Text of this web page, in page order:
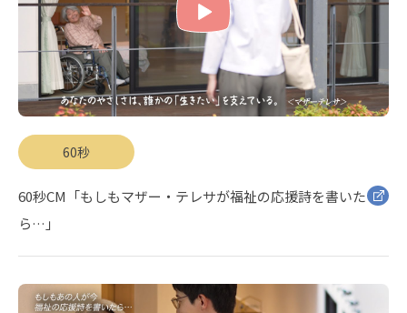
60秒
60秒CM「もしもマザー・テレサが福祉の応援詩を書いた
ら…」